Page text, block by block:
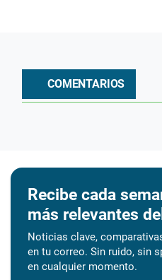
COMENTARIOS
Recibe cada
más relevantes
Noticias clave,
en tu correo. Sin ruido, sin
en cualquier momento.